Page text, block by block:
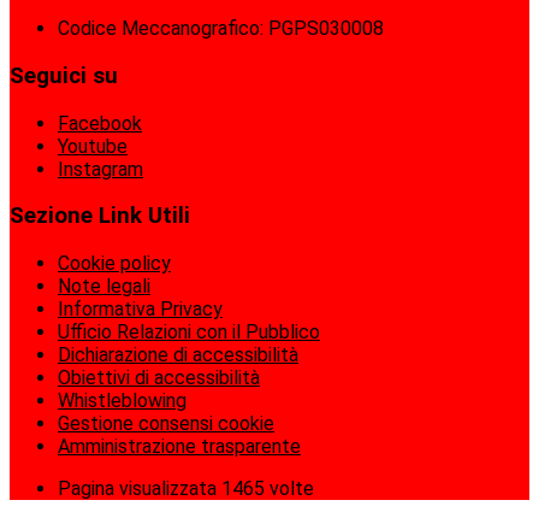
Codice Meccanografico: PGPS030008
Seguici su
Facebook
Youtube
Instagram
Sezione Link Utili
Cookie policy
Note legali
Informativa Privacy
Ufficio Relazioni con il Pubblico
Dichiarazione di accessibilità
Obiettivi di accessibilità
Whistleblowing
Gestione consensi cookie
Amministrazione trasparente
Pagina visualizzata 1465 volte